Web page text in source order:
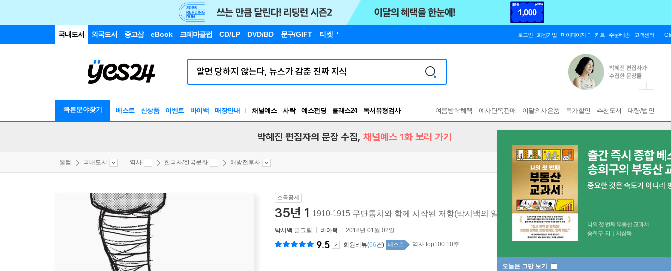
국내도서 외국도서 중고샵 eBook 크레마클럽 CD/LP DVD/BD 문구/GIFT 티켓 로그인 회원가입 마이페이지 카트 주문/배송 고객센터
빠른분야찾기 베스트 신상품 이벤트 바이백 매장안내 채널예스 사락 예스펀딩 클래스24
독서유형검사
RBTI Lab
여름방학혜택 예사단독판매 이달의사은품 특가할인 추천도서 대량/법인
오늘은 그만 보기
박혜진 편집자의 문장 수집, 채널예스 1화 보러 가기
웰컴 국내도서 역사 한국사/한국문화 해방전후사
소득공제
35년 1 1910-1915 무단통치와 함께 시작된 저항(박시백의 일제강점기 역사만화)
박시백 글그림 비아북 2018년 01월 02일
9.5 회원리뷰(66건) 베스트 역사 top100 10주